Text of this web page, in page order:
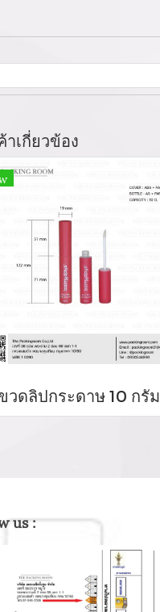
าเกี่ยวข้อง
วดลิปกระดาษ 10 กรัม
us :